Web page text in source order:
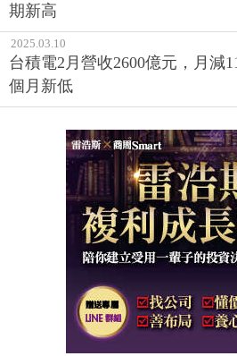
期新高
2025.03.10
台積電2月營收2600億元，月減
個月新低